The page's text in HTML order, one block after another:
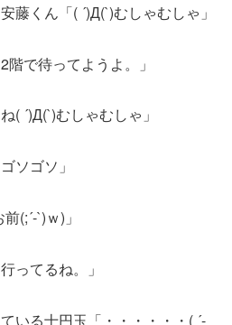
藤くん「( ´)Д(`)むしゃむしゃ」
で待ってようよ。」
( ´)Д(`)むしゃむしゃ」
ソゴソ」
(;´-`)ｗ)」
ってるね。」
いる十円玉「・・・・・・( ´-